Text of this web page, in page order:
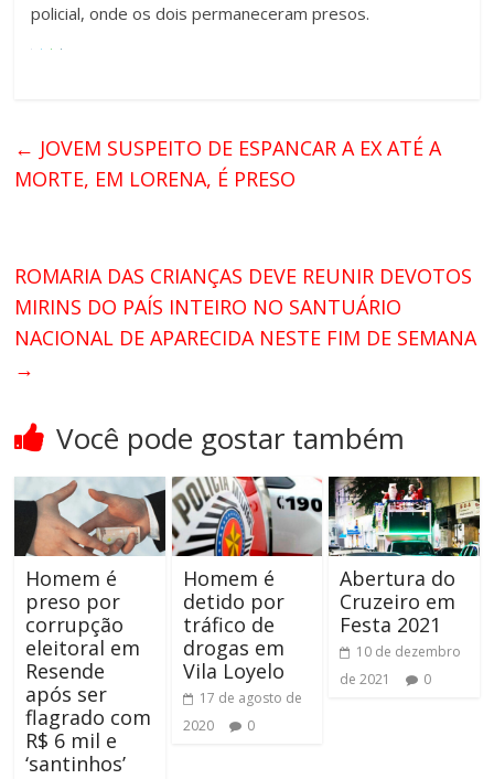
policial, onde os dois permaneceram presos.
← JOVEM SUSPEITO DE ESPANCAR A EX ATÉ A
MORTE, EM LORENA, É PRESO
ROMARIA DAS CRIANÇAS DEVE REUNIR DEVOTOS
MIRINS DO PAÍS INTEIRO NO SANTUÁRIO
NACIONAL DE APARECIDA NESTE FIM DE SEMANA
→
Você pode gostar também
Homem é
preso por
corrupção
eleitoral em
Resende
após ser
flagrado com
R$ 6 mil e
‘santinhos’
Homem é
detido por
tráfico de
drogas em
Vila Loyelo
17 de agosto de
2020
0
Abertura do
Cruzeiro em
Festa 2021
10 de dezembro
de 2021
0